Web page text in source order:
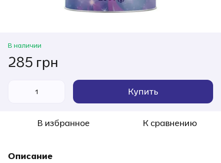
В наличии
285 грн
Купить
В избранное К сравнению
Описание